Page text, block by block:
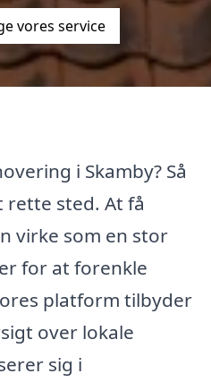
vores service
i Skamby? Så
sted. At få
virke som en stor
for at forenkle
platform tilbyder
over lokale
sig i